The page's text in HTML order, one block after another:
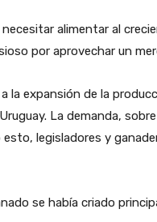
alimentar al
por aprovechar un
la expansión de la
La demanda,
legisladores y
se había criado